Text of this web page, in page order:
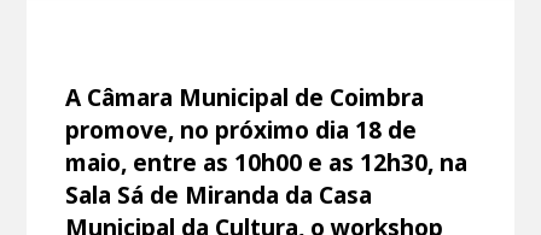
A Câmara Municipal de Coimbra
promove, no próximo dia 18 de
maio, entre as 10h00 e as 12h30, na
Sala Sá de Miranda da Casa
Municipal da Cultura, o workshop